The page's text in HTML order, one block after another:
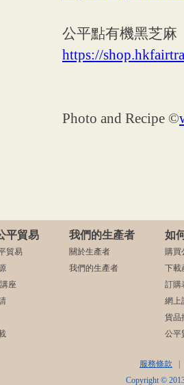
公平點有機黑芝麻
https://
Photo and Recipe ©
平貿易 我們的生產者 如
貿易
座
關於生產者
我們的生產者
購買
下載
訂購
網上
貨品
公平
服務條款
Copyright ©